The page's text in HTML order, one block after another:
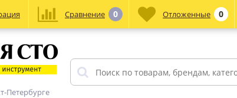
Петербурге
Сравнение 0 Отложенные 0